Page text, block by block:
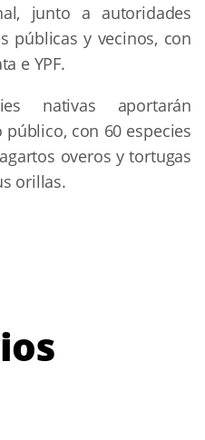
junto a autoridades
públicas y vecinos, con
e YPF.
nativas aportarán
con 60 especies
overos y tortugas
orillas.